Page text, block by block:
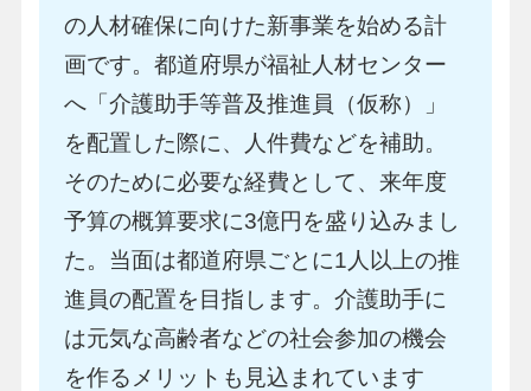
の人材確保に向けた新事業を始める計
画です。都道府県が福祉人材センター
へ「介護助手等普及推進員（仮称）」
を配置した際に、人件費などを補助。
そのために必要な経費として、来年度
予算の概算要求に3億円を盛り込みまし
た。当面は都道府県ごとに1人以上の推
進員の配置を目指します。介護助手に
は元気な高齢者などの社会参加の機会
を作るメリットも見込まれています